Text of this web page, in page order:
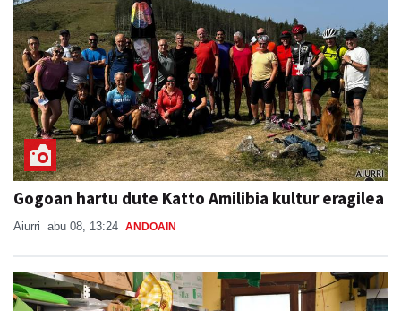
Gogoan hartu dute Katto Amilibia kultur eragilea
Aiurri abu 08, 13:24 ANDOAIN